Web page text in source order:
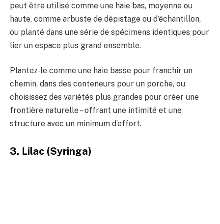
peut être utilisé comme une haie bas, moyenne ou
haute, comme arbuste de dépistage ou d’échantillon,
ou planté dans une série de spécimens identiques pour
lier un espace plus grand ensemble.
Plantez-le comme une haie basse pour franchir un
chemin, dans des conteneurs pour un porche, ou
choisissez des variétés plus grandes pour créer une
frontière naturelle – offrant une intimité et une
structure avec un minimum d’effort.
3. Lilac (Syringa)